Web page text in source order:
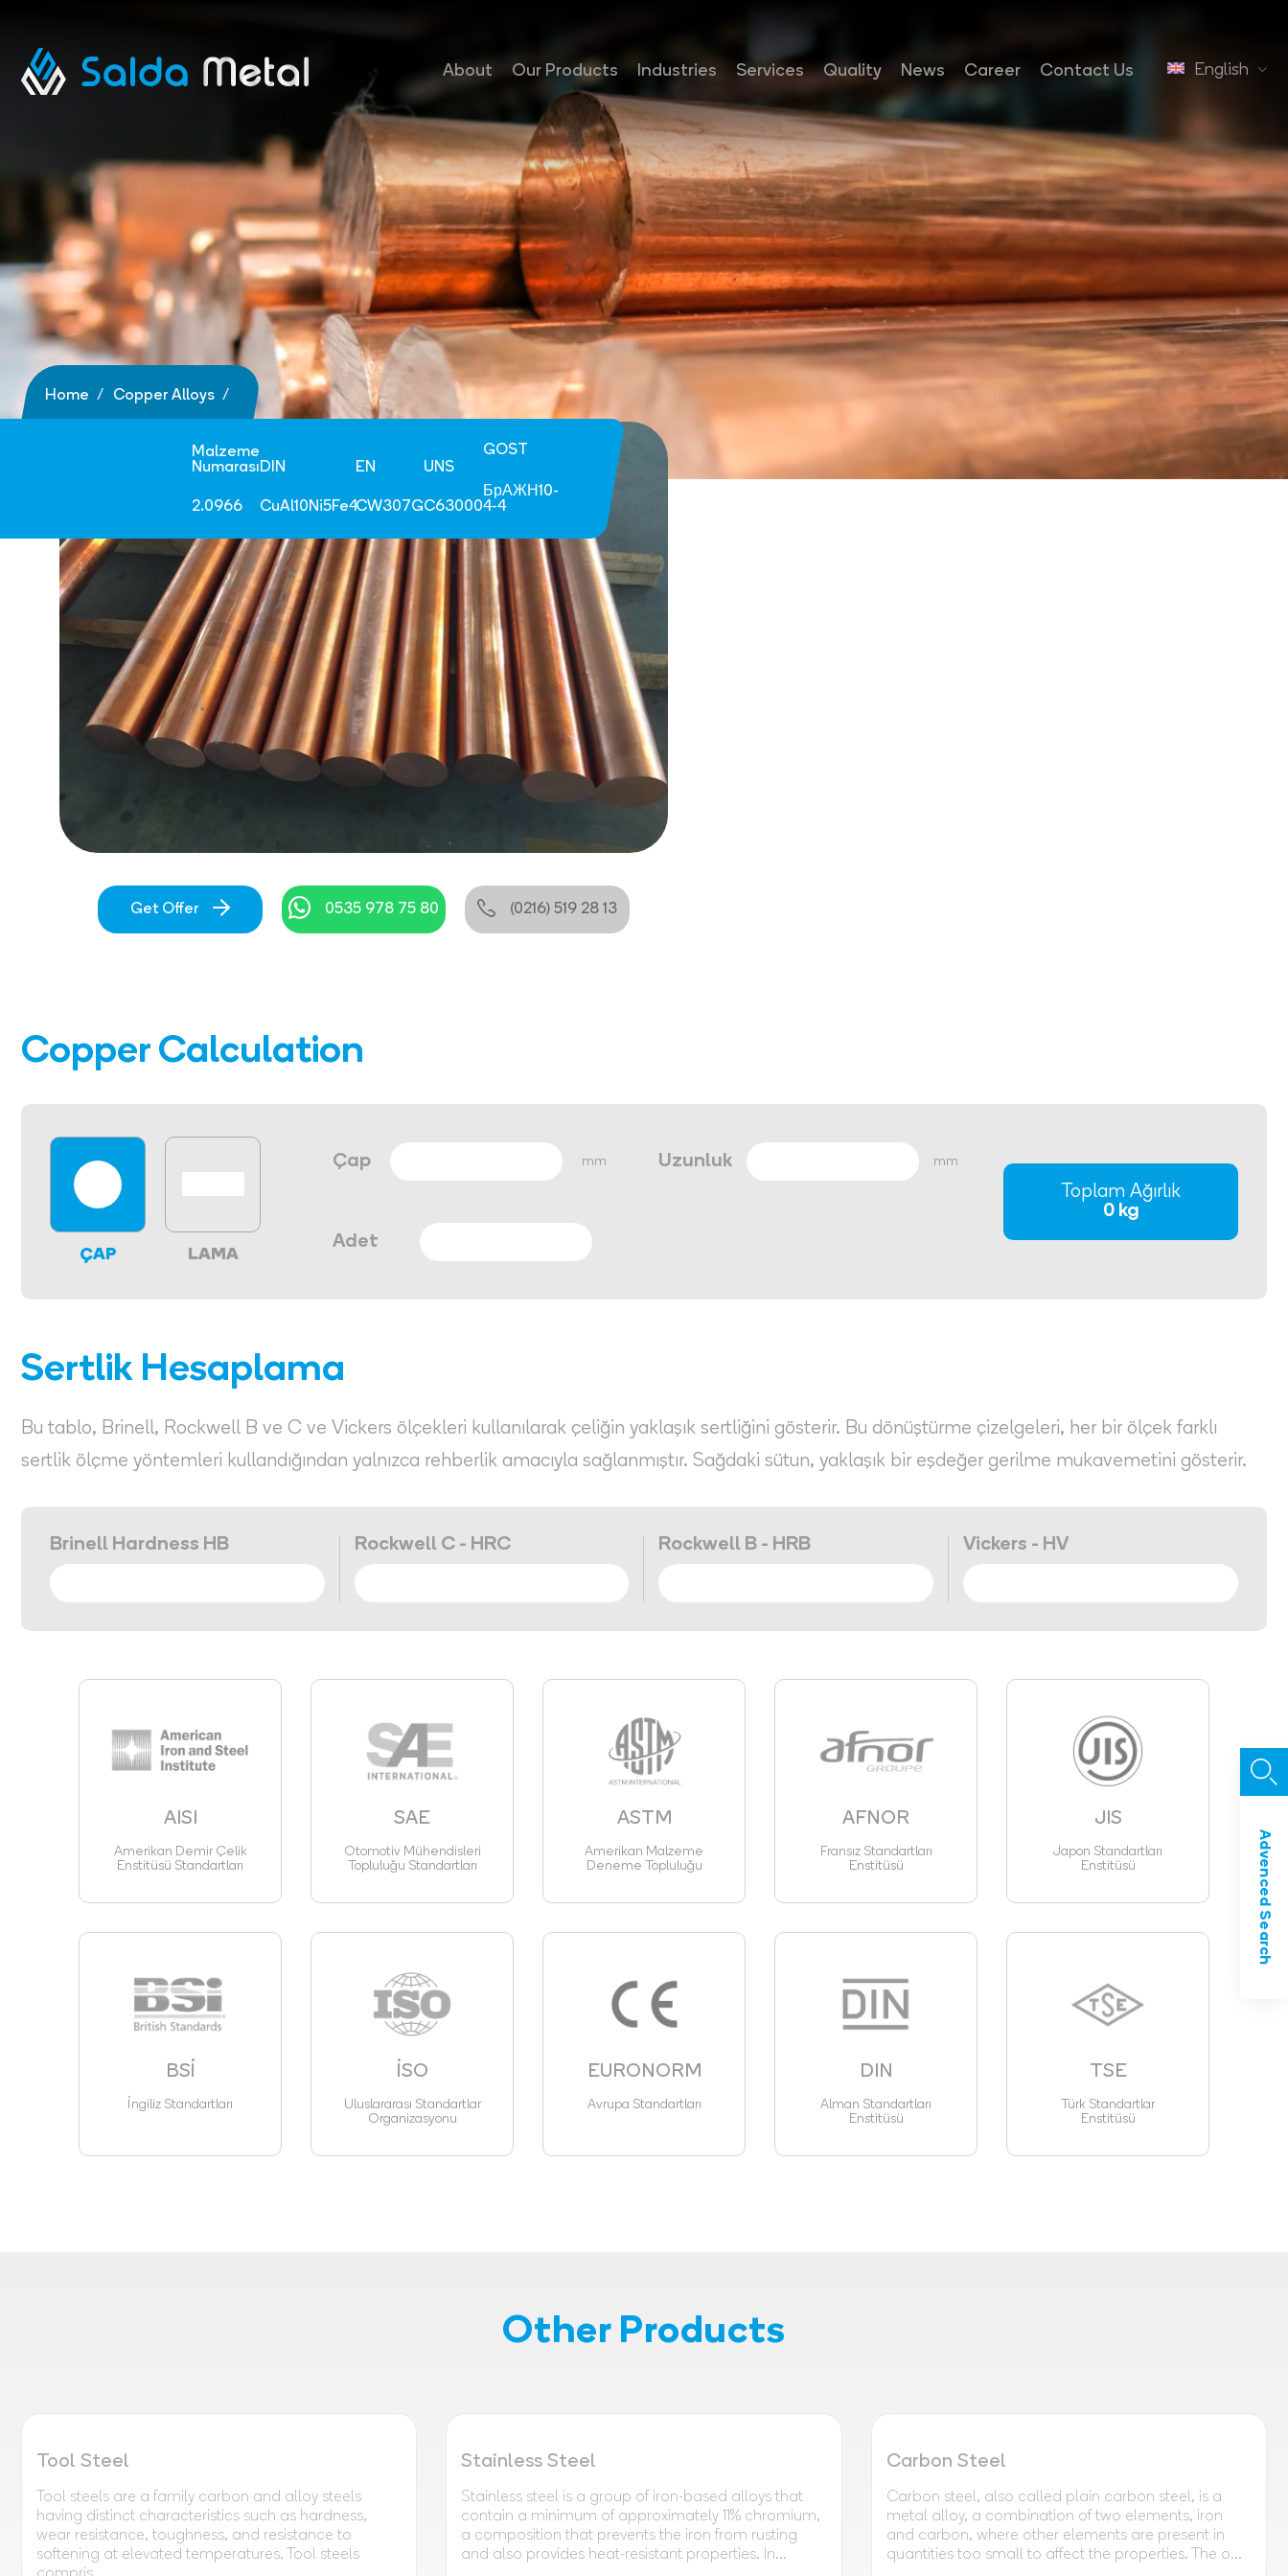
About Our Products Industries Services Quality News Career Contact Us English
Advenced Search
Home Copper Alloys
Malzeme
Numarası
2.0966
DIN
CuAl10Ni5Fe4
EN
CW307G
UNS
C63000
GOST
БрАЖН10-
4-4
Get Offer 0535 978 75 80 (0216) 519 28 13
Copper Calculation
ÇAP LAMA
Çap mm Uzunluk mm
Adet
Toplam Ağırlık
0 kg
Sertlik Hesaplama
Bu tablo, Brinell, Rockwell B ve C ve Vickers ölçekleri kullanılarak çeliğin yaklaşık sertliğini gösterir. Bu dönüştürme çizelgeleri, her bir ölçek farklı
sertlik ölçme yöntemleri kullandığından yalnızca rehberlik amacıyla sağlanmıştır. Sağdaki sütun, yaklaşık bir eşdeğer gerilme mukavemetini gösterir.
Brinell Hardness HB Rockwell C - HRC Rockwell B - HRB Vickers - HV
AISI
Amerikan Demir Çelik
Enstitüsü Standartları
SAE
Otomotiv Mühendisleri
Topluluğu Standartları
ASTM
Amerikan Malzeme
Deneme Topluluğu
AFNOR
Fransız Standartları
Enstitüsü
JIS
Japon Standartları
Enstitüsü
BSİ
İngiliz Standartları
İSO
Uluslararası Standartlar
Organizasyonu
EURONORM
Avrupa Standartları
DIN
Alman Standartları
Enstitüsü
TSE
Türk Standartlar
Enstitüsü
Other Products
Tool Steel
Tool steels are a family carbon and alloy steels
having distinct characteristics such as hardness,
wear resistance, toughness, and resistance to
softening at elevated temperatures. Tool steels
Stainless Steel
Stainless steel is a group of iron-based alloys that
contain a minimum of approximately 11% chromium,
a composition that prevents the iron from rusting
and also provides heat-resistant properties. In...
Carbon Steel
Carbon steel, also called plain carbon steel, is a
metal alloy, a combination of two elements, iron
and carbon, where other elements are present in
quantities too small to affect the properties. The o...